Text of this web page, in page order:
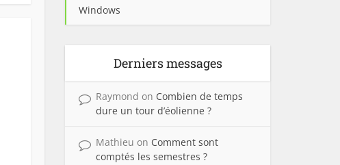
Windows
Derniers messages
Raymond on Combien de temps
dure un tour d’éolienne ?
Mathieu on Comment sont
comptés les semestres ?